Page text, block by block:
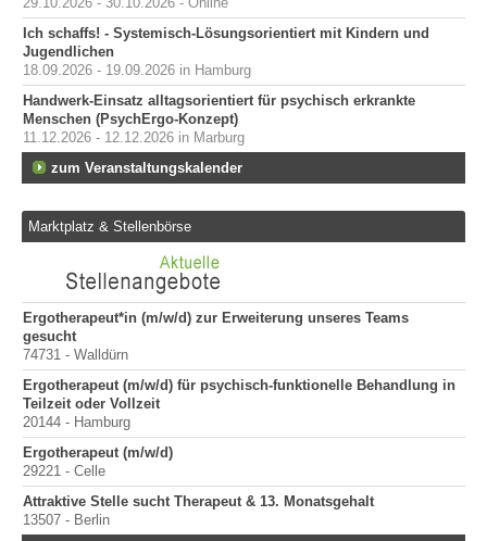
Ich schaffs! - Systemisch-Lösungsorientiert mit Kindern und
Jugendlichen
18.09.2026 - 19.09.2026 in Hamburg
Handwerk-Einsatz alltagsorientiert für psychisch erkrankte
Menschen (PsychErgo-Konzept)
11.12.2026 - 12.12.2026 in Marburg
zum Veranstaltungskalender
Marktplatz & Stellenbörse
Ergotherapeut*in (m/w/d) zur Erweiterung unseres Teams
gesucht
74731 - Walldürn
Ergotherapeut (m/w/d) für psychisch-funktionelle Behandlung in
Teilzeit oder Vollzeit
20144 - Hamburg
Ergotherapeut (m/w/d)
29221 - Celle
Attraktive Stelle sucht Therapeut & 13. Monatsgehalt
13507 - Berlin